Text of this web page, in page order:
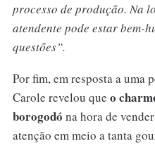
processo de produção. Na
atendente pode estar bem-
questões”.
Por fim, em resposta a uma
Carole revelou que o
borogodó na hora de
atenção em meio a tanta